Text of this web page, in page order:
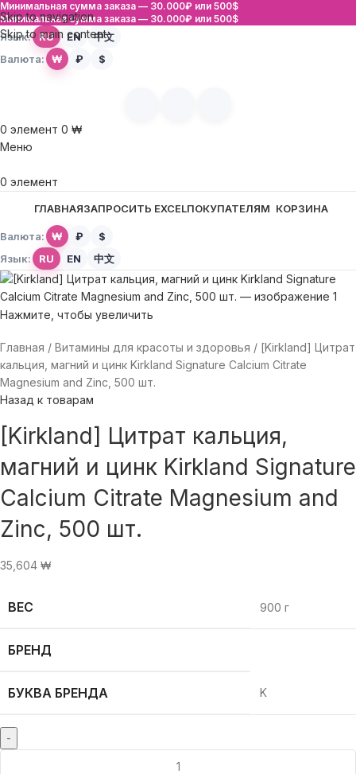
Skip to navigation
Skip to main content
Минимальная сумма заказа — 30.000₽ или 500$
Минимальная сумма заказа — 30.000₽ или 500$
Язык: RU EN
中文
Валюта:
₩ ₽ $
0 элемент 0 ₩
Меню
0 элемент
ГЛАВНАЯЗАПРОСИТЬ EXCELПОКУПАТЕЛЯМ КОРЗИНА
Валюта: ₩ ₽
$
Язык:
RU EN 中文
Нажмите, чтобы увеличить
Главная Витамины для красоты и здоровья
[Kirkland] Цитрат
кальция, магний и цинк Kirkland Signature Calcium Citrate
Magnesium and Zinc, 500 шт.
Назад к товарам
[Kirkland] Цитрат кальция,
магний и цинк Kirkland Signature
Calcium Citrate Magnesium and
Zinc, 500 шт.
35,604 ₩
ВЕС 900 г
БРЕНД
БУКВА БРЕНДА K